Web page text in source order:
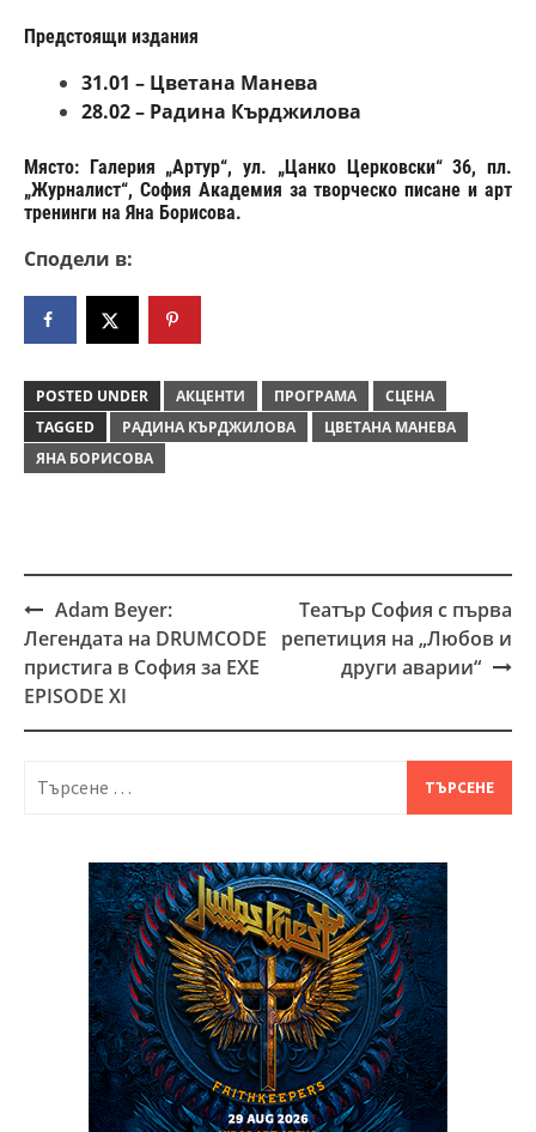
Предстоящи издания
31.01 – Цветана Манева
28.02 – Радина Кърджилова
Място: Галерия „Артур“, ул. „Цанко Церковски“ 36, пл.
„Журналист“, София Академия за творческо писане и арт
тренинги на Яна Борисова.
Сподели в:
POSTED UNDER АКЦЕНТИ ПРОГРАМА
СЦЕНА
TAGGED
РАДИНА КЪРДЖИЛОВА
ЦВЕТАНА МАНЕВА
ЯНА БОРИСОВА
Post
navigation
Adam Beyer:
Легендата на DRUMCODE
пристига в София за EXE
EPISODE XI
Театър София с първа
репетиция на „Любов и
други аварии“
Търсене